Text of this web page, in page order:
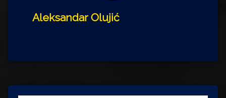
Aleksandar Olujić